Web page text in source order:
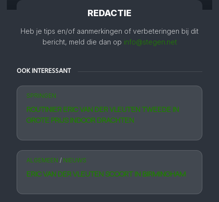
REDACTIE
Heb je tips en/of aanmerkingen of verbeteringen bij dit
bericht, meld die dan op info@stegen.net
OOK INTERESSANT
SPRINGEN
ROUTINIER ERIC VAN DER VLEUTEN TWEEDE IN
GROTE PRIJS INDOOR DRACHTEN
ALGEMEEN / NIEUWS
ERIC VAN DER VLEUTEN SCOORT IN BIRMINGHAM